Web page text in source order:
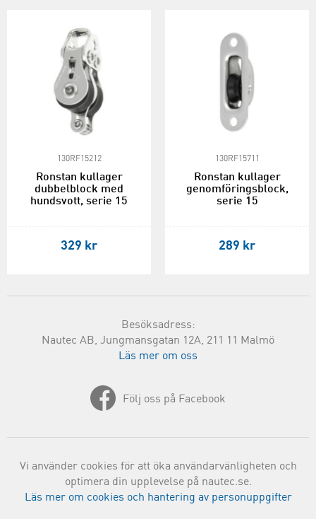
130RF15212
Ronstan kullager
dubbelblock med
hundsvott, serie 15
329 kr
130RF15711
Ronstan kullager
genomföringsblock,
serie 15
289 kr
Besöksadress:
Nautec AB, Jungmansgatan 12A, 211 11 Malmö
Läs mer om oss
Följ oss på Facebook
Vi använder cookies för att öka användarvänligheten och
optimera din upplevelse på nautec.se.
Läs mer om cookies och hantering av personuppgifter